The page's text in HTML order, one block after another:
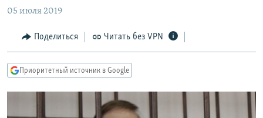
навигации
Вернутся
IDEL.РЕАЛИИ
КАВКАЗ.РЕАЛИИ
05 июля 2019
Поделиться Читать без VPN
Приоритетный источник в Google